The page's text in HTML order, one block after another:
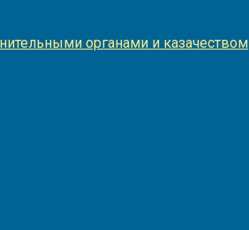
органами и казачеством